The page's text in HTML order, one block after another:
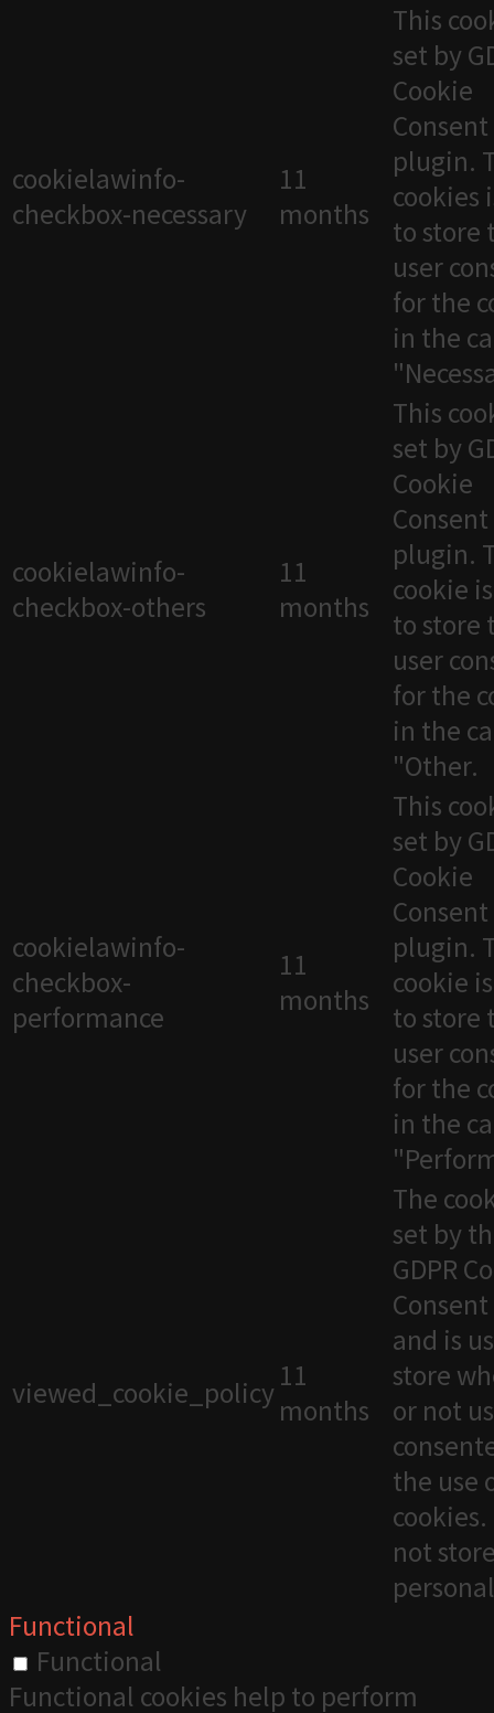
cookielawinfo-
checkbox-necessary
11
months
This
set by
Cookie
Consent
plugin.
cookies
to store
user
for the
in the
cookielawinfo-
checkbox-others
11
months
This
set by
Cookie
Consent
plugin.
cookie
to store
user
for the
in the
"Other.
cookielawinfo-
checkbox-
performance
11
months
This
set by
Cookie
Consent
plugin.
cookie
to store
user
for the
in the
viewed_cookie_policy 11
months
The
set by
GDPR
and is
store
or not
the use
not
Functional
Functional
Functional cookies help to perform